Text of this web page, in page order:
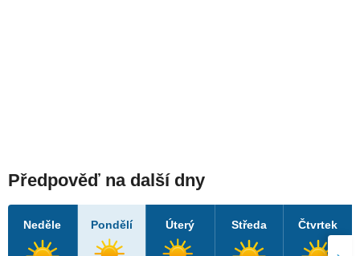
Předpověď na další dny
Neděle Pondělí Úterý Středa Čtvrtek